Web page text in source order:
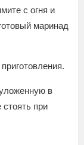
с огня и
маринад
в
стоять при